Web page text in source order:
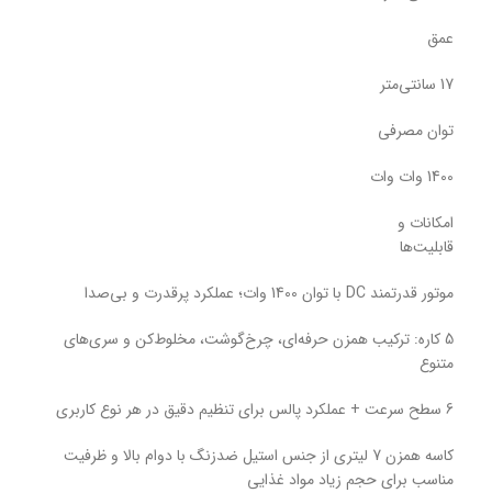
عمق
17 سانتی‌متر
توان مصرفی
1400 وات وات
امکانات و
قابلیت‌ها
موتور قدرتمند DC با توان 1400 وات؛ عملکرد پرقدرت و بی‌صدا
5 کاره: ترکیب همزن حرفه‌ای، چرخ‌گوشت، مخلوط‌کن و سری‌های
متنوع
6 سطح سرعت + عملکرد پالس برای تنظیم دقیق در هر نوع کاربری
کاسه همزن 7 لیتری از جنس استیل ضدزنگ با دوام بالا و ظرفیت
مناسب برای حجم زیاد مواد غذایی